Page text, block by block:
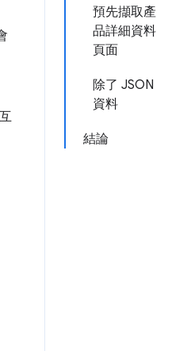
預先擷取產
品詳細資料
頁面
除了 JSON
資料
結論